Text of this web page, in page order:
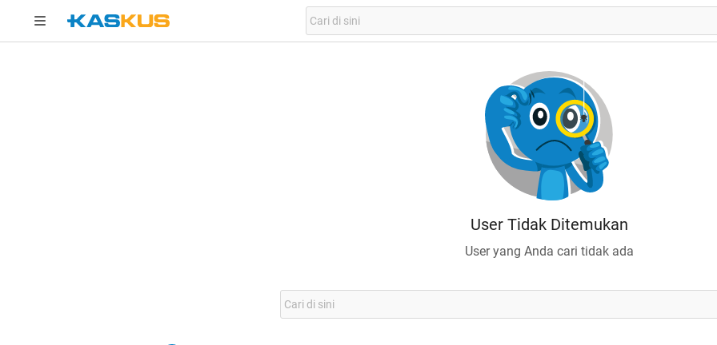
User Tidak Ditemukan
User yang Anda cari tidak ada